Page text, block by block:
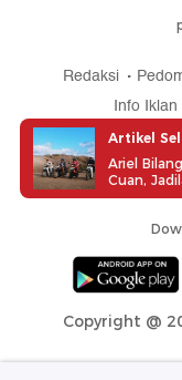
Redaksi
Info Iklan
Copyright @
Artikel
Ariel
Cuan,